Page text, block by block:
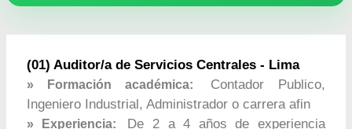
(01) Auditor/a de Servicios Centrales - Lima
» Formación académica:
Contador Publico,
Ingeniero Industrial, Administrador o carrera afin
» Experiencia:
De 2 a 4 años de experiencia